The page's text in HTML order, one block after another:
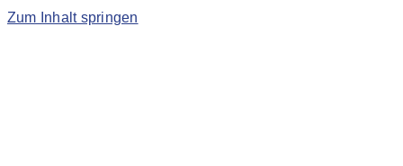
Zum Inhalt springen